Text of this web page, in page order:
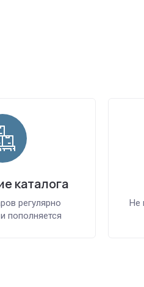
каталога
регулярно
пополняется
Не